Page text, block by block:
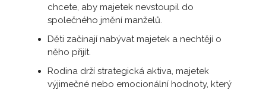
chcete, aby majetek nevstoupil do
společného jmění manželů.
Děti začínají nabývat majetek a nechtějí o
něho přijít.
Rodina drží strategická aktiva, majetek
výjimečné nebo emocionální hodnoty, který